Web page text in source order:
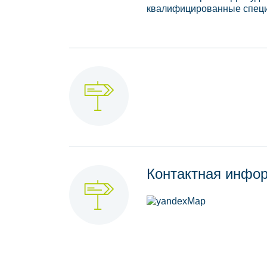
квалифицированные
Контактная